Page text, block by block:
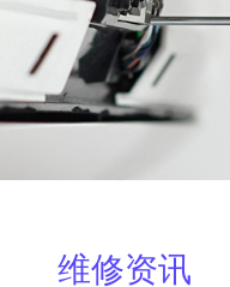
维修资讯